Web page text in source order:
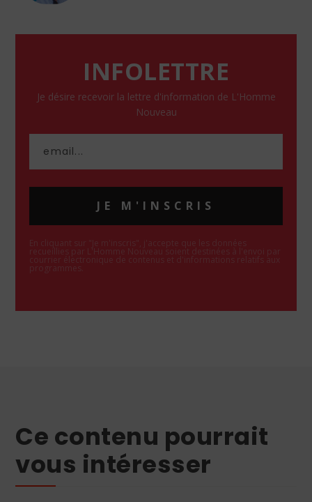
INFOLETTRE
Je désire recevoir la lettre d'information de L'Homme
Nouveau
JE M'INSCRIS
En cliquant sur "Je m'inscris", j'accepte que les données
recueillies par L'Homme Nouveau soient destinées à l'envoi par
courrier électronique de contenus et d'informations relatifs aux
programmes.
Ce contenu pourrait
vous intéresser